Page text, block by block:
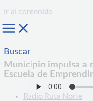
Ir al contenido
Buscar
Municipio impulsa a
Escuela de
Radio Ruta Norte